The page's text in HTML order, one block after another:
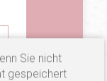
Sie nicht
gespeichert